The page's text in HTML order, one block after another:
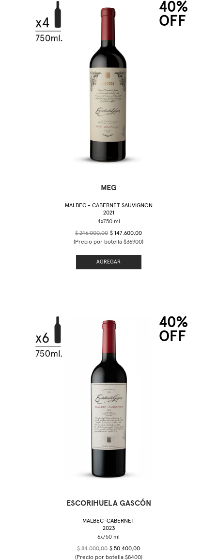
40%
OFF
MEG
MALBEC - CABERNET SAUVIGNON
2021
$ 246.000,00 $ 147.600,00
(Precio por botella $36900)
AGREGAR
40%
OFF
ESCORIHUELA GASCÓN
MALBEC-CABERNET
2023
$ 84.000,00 $ 50.400,00
(Precio por botella $8400)